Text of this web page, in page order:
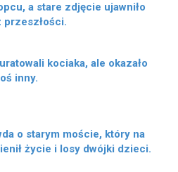
a stare zdjęcie ujawniło
przeszłości.
kociaka, ale okazało
inny.
o starym moście, który na
życie i losy dwójki dzieci.